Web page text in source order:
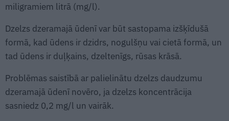
miligramiem litrā (mg/l).
Dzelzs dzeramajā ūdenī var būt sastopama izšķīdušā
formā, kad ūdens ir dzidrs, nogulšņu vai cietā formā, un
tad ūdens ir duļķains, dzeltenīgs, rūsas krāsā.
Problēmas saistībā ar palielinātu dzelzs daudzumu
dzeramajā ūdenī novēro, ja dzelzs koncentrācija
sasniedz 0,2 mg/l un vairāk.